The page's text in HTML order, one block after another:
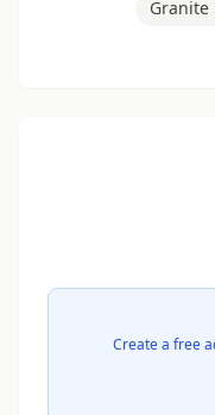
Granite
Create a free